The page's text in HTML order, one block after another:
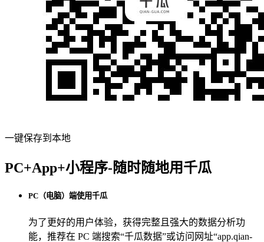
一键保存到本地
PC+App+小程序-随时随地用千瓜
PC（电脑）端使用千瓜
为了更好的用户体验，获得完整且强大的数据分析功
能，推荐在 PC 端搜索“千瓜数据”或访问网址“app.qian-